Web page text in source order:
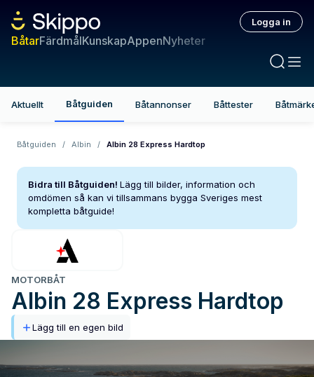
BåtarFärdmålKunskapAppenNyheter
Logga in
Aktuellt Båtguiden Båtannonser Båttester
Båtguiden / Albin / Albin 28 Express Hardtop
Bidra till Båtguiden! Lägg till bilder, information och
omdömen så kan vi tillsammans bygga Sveriges mest
kompletta båtguide!
MOTORBÅT
Albin 28 Express Hardtop
Lägg till en egen bild